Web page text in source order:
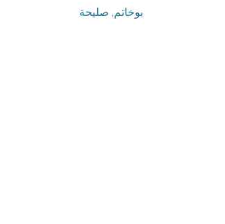
بوخاتم, صليحة